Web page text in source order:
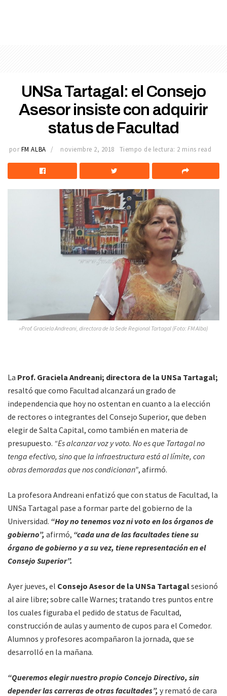
UNSa Tartagal: el Consejo
Asesor insiste con adquirir
status de Facultad
por FM ALBA noviembre 2, 2018 Tiempo de lectura: 2 mins read
»Prof. Graciela Andreani, directora de la Sede Regional Tartagal (Foto: FM Alba)
La Prof. Graciela Andreani; directora de la UNSa Tartagal;
resaltó que como Facultad alcanzará un grado de
independencia que hoy no ostentan en cuanto a la elección
de rectores o integrantes del Consejo Superior, que deben
elegir de Salta Capital, como también en materia de
presupuesto. “Es alcanzar voz y voto. No es que Tartagal no
tenga efectivo, sino que la infraestructura está al límite, con
obras demoradas que nos condicionan”, afirmó.
La profesora Andreani enfatizó que con status de Facultad, la
UNSa Tartagal pase a formar parte del gobierno de la
Universidad. “Hoy no tenemos voz ni voto en los órganos de
gobierno”, afirmó, “cada una de las facultades tiene su
órgano de gobierno y a su vez, tiene representación en el
Consejo Superior”.
Ayer jueves, el Consejo Asesor de la UNSa Tartagalsesionó
al aire libre; sobre calle Warnes; tratando tres puntos entre
los cuales figuraba el pedido de status de Facultad,
construcción de aulas y aumento de cupos para el Comedor.
Alumnos y profesores acompañaron la jornada, que se
desarrolló en la mañana.
“Queremos elegir nuestro propio Concejo Directivo, sin
depender las carreras de otras facultades”, y remató de cara